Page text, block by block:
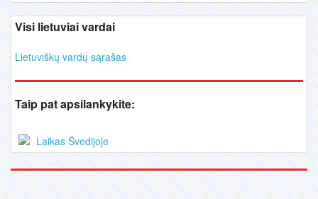
Visi lietuviai vardai
Lietuviškų vardų sąrašas
Taip pat apsilankykite:
Laikas Švedijoje